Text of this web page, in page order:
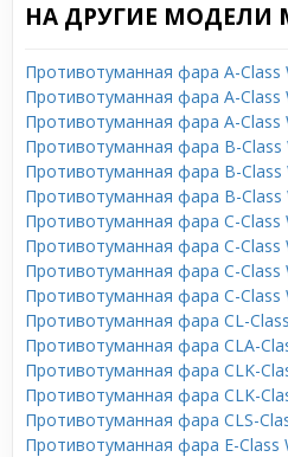
НА ДРУГИЕ МОДЕЛИ
Противотуманная фара A-Class
Противотуманная фара A-Class
Противотуманная фара A-Class
Противотуманная фара B-Class
Противотуманная фара B-Class
Противотуманная фара B-Class
Противотуманная фара C-Class
Противотуманная фара C-Class
Противотуманная фара C-Class
Противотуманная фара C-Class
Противотуманная фара CL-
Противотуманная фара CLA-
Противотуманная фара CLK-
Противотуманная фара CLK-
Противотуманная фара CLS-
Противотуманная фара E-Class